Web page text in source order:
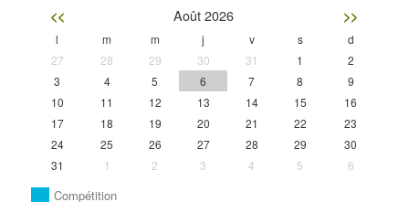
<< Août 2026 >>
l m m j v s
d
27
28 29 30 31 1
2
3
4 5 6 7 8
9
10
11 12 13 14 15
16
17
18 19 20 21 22
23
24
25 26 27 28 29
30
31
1 2 3 4 5 6
Compétition